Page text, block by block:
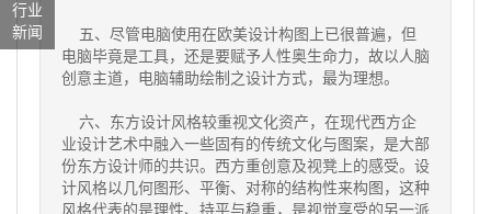
五、尽管电脑使用在欧美设计构图上已很普遍，但
电脑毕竟是工具，还是要赋予人性奥生命力，故以人脑
创意主道，电脑辅助绘制之设计方式，最为理想。
六、东方设计风格较重视文化资产，在现代西方企
业设计艺术中融入一些固有的传统文化与图案，是大部
份东方设计师的共识。西方重创意及视凳上的感受。设
计风格以几何图形、平衡、对称的结构性来构图，这种
风格代表的是理性、持平与稳重，是视觉享受的另一派
行业
新闻